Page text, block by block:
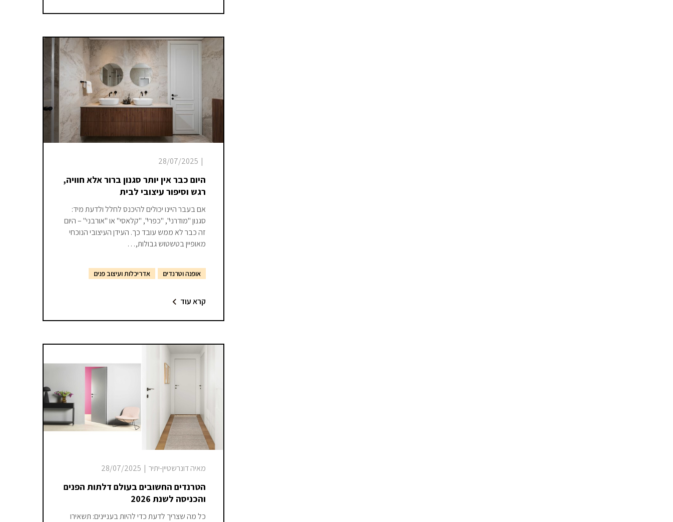
|
28/07/2025
היום כבר אין יותר סגנון ברור אלא חוויה,
רגש וסיפור עיצובי לבית
אם בעבר היינו יכולים להיכנס לחלל ולדעת מיד:
סגנון "מודרני", "כפרי", "קלאסי" או "אורבני" – היום
זה כבר לא ממש עובד כך. העידן העיצובי הנוכחי
מאופיין בטשטוש גבולות,…
אופנה וטרנדים אדריכלות ועיצוב פנים
קרא עוד
מאיה דונרשטיין-יתיר |
28/07/2025
הטרנדים החשובים בעולם דלתות הפנים
והכניסה לשנת 2026
כל מה שצריך לדעת כדי להיות בעניינים: תשאירו